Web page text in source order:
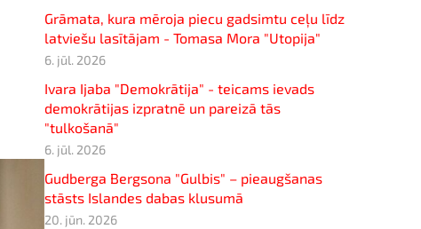
Grāmata, kura mēroja piecu gadsimtu ceļu līdz
latviešu lasītājam - Tomasa Mora "Utopija"
6. jūl. 2026
Ivara Ijaba "Demokrātija" - teicams ievads
demokrātijas izpratnē un pareizā tās
"tulkošanā"
6. jūl. 2026
Gudberga Bergsona "Gulbis" – pieaugšanas
stāsts Islandes dabas klusumā
20. jūn. 2026